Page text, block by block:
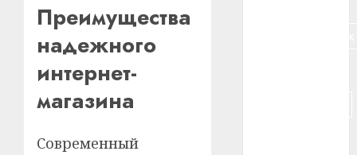
Преимущества
надежного
интернет-
магазина
Современный